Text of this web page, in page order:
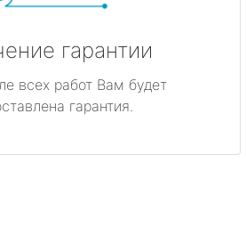
гарантии
всех работ Вам будет
гарантия.